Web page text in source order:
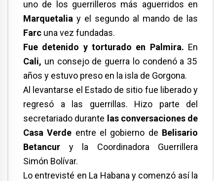
uno de los guerrilleros más aguerridos en
Marquetalia y el segundo al mando de las
Farc una vez fundadas.
Fue detenido y torturado en Palmira. En
Cali, un consejo de guerra lo condenó a 35
años y estuvo preso en la isla de Gorgona.
Al levantarse el Estado de sitio fue liberado y
regresó a las guerrillas. Hizo parte del
secretariado durante las conversaciones de
Casa Verde entre el gobierno de Belisario
Betancur y la Coordinadora Guerrillera
Simón Bolívar.
Lo entrevisté en La Habana y comenzó así la